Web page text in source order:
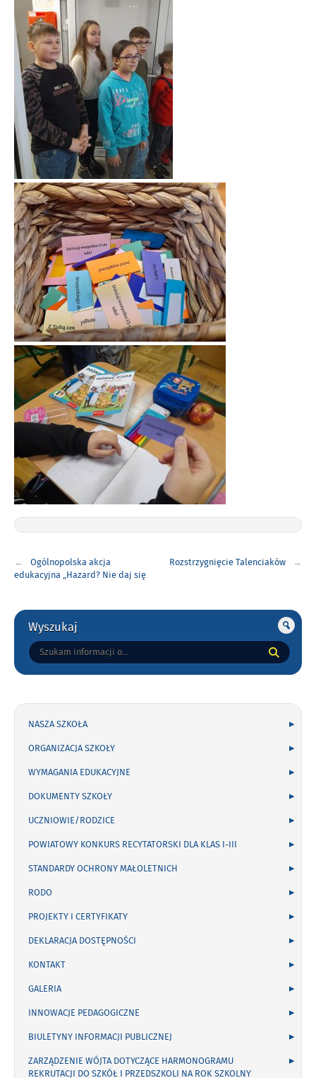
wpisu
Ogólnopolska akcja
edukacyjna „Hazard? Nie daj się
Rozstrzygnięcie Talenciaków
Gorne
Wyszukaj
Tutaj
wpisz
NASZA SZKOŁA
ORGANIZACJA SZKOŁY
WYMAGANIA EDUKACYJNE
DOKUMENTY SZKOŁY
UCZNIOWIE/RODZICE
POWIATOWY KONKURS RECYTATORSKI DLA KLAS I-III
STANDARDY OCHRONY MAŁOLETNICH
RODO
PROJEKTY I CERTYFIKATY
DEKLARACJA DOSTĘPNOŚCI
KONTAKT
GALERIA
INNOWACJE PEDAGOGICZNE
BIULETYNY INFORMACJI PUBLICZNEJ
ZARZĄDZENIE WÓJTA DOTYCZĄCE HARMONOGRAMU
REKRUTACJI DO SZKÓŁ I PRZEDSZKOLI NA ROK SZKOLNY